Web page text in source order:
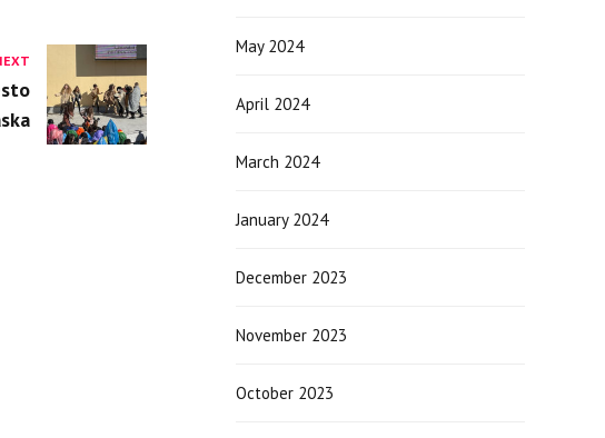
May 2024
April 2024
March 2024
January 2024
December 2023
November 2023
October 2023